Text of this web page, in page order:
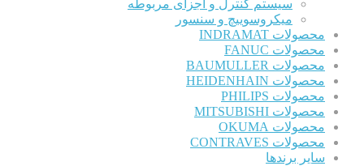
سیستم کنترل و اجزای مربوطه
میکروسوییچ و سنسور
محصولات INDRAMAT
محصولات FANUC
محصولات BAUMULLER
محصولات HEIDENHAIN
محصولات PHILIPS
محصولات MITSUBISHI
محصولات OKUMA
محصولات CONTRAVES
سایر برندها